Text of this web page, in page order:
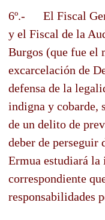
6º.- El Fiscal
y el Fiscal de la
Burgos (que fue el
excarcelación de
defensa de la
indigna y cobarde,
de un delito de
deber de perseguir
Ermua estudiará
correspondiente
responsabilidades